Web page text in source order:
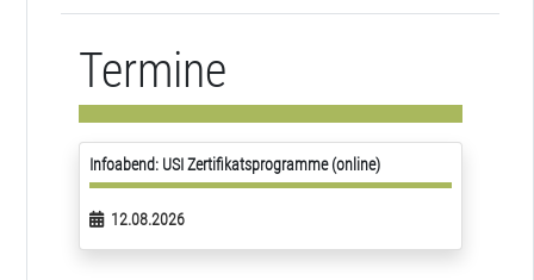
Termine
Infoabend: USI Zertifikatsprogramme (online)
12.08.2026